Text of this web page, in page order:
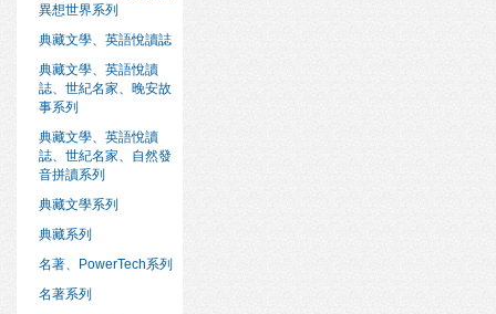
異想世界系列
典藏文學、英語悅讀誌
典藏文學、英語悅讀
誌、世紀名家、晚安故
事系列
典藏文學、英語悅讀
誌、世紀名家、自然發
音拼讀系列
典藏文學系列
典藏系列
名著、PowerTech系列
名著系列